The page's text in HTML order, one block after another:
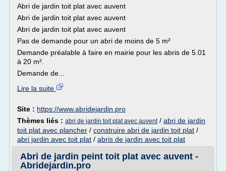
Abri de jardin toit plat avec auvent
Abri de jardin toit plat avec auvent
Abri de jardin toit plat avec auvent
Pas de demande pour un abri de moins de 5 m²
Demande préalable à faire en mairie pour les abris de 5.01
à 20 m².
Demande de...
Lire la suite
Site : https://www.abridejardin.pro
Thèmes liés : abri de jardin toit plat avec auvent/ abri de jardin
toit plat avec plancher / construire abri de jardin toit plat /
abri jardin avec toit plat / abris de jardin avec toit plat
Abri de jardin peint toit plat avec auvent -
Abridejardin.pro